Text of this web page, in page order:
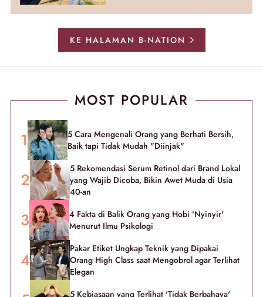
KE HALAMAN B-NATION
MOST POPULAR
5 Cara Mengenali Orang yang Berhati Bersih,
Baik tapi Tidak Mudah "Diinjak"
5 Rekomendasi Serum Retinol dari Brand Lokal
yang Wajib Dicoba, Bikin Awet Muda di Usia
40-an
4 Fakta di Balik Orang yang Hobi 'Nyinyir'
Menurut Ilmu Psikologi
Pakar Etiket Ungkap Teknik yang Dipakai
Orang High Class saat Mengobrol agar Terlihat
Elegan
5 Kebiasaan yang Terlihat 'Tidak Berbahaya'